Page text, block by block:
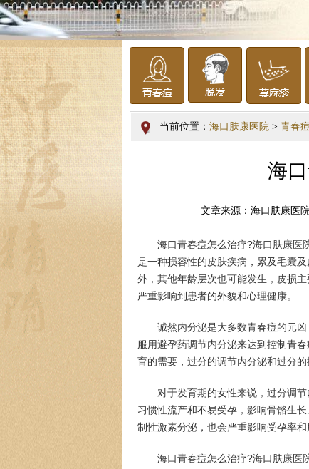
当前位置： 海口肤康医院 > 青春痘
海
文章来源：海口肤康医
海口青春痘怎么治疗?海口肤康医
是一种损容性的皮肤疾病，累及毛囊
外，其他年龄层次也可能发生，皮损
严重影响到患者的外貌和心理健康。
诚然内分泌是大多数青春痘的元
服用避孕药调节内分泌来达到控制青
育的需要，过分的调节内分泌和过分
对于发育期的女性来说，过分调
习惯性流产和不易受孕，影响骨骼生
制性激素分泌，也会严重影响受孕率
海口青春痘怎么治疗?海口肤康医